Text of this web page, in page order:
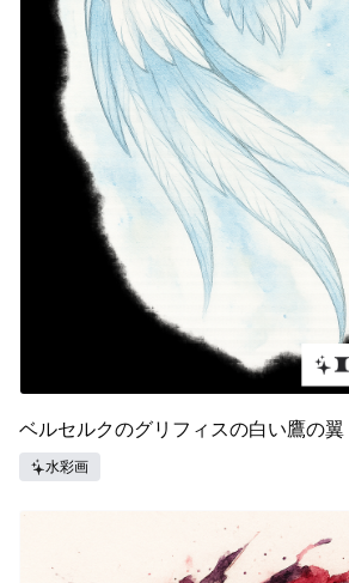
ベルセルクのグリフィスの白い鷹の翼
水彩画